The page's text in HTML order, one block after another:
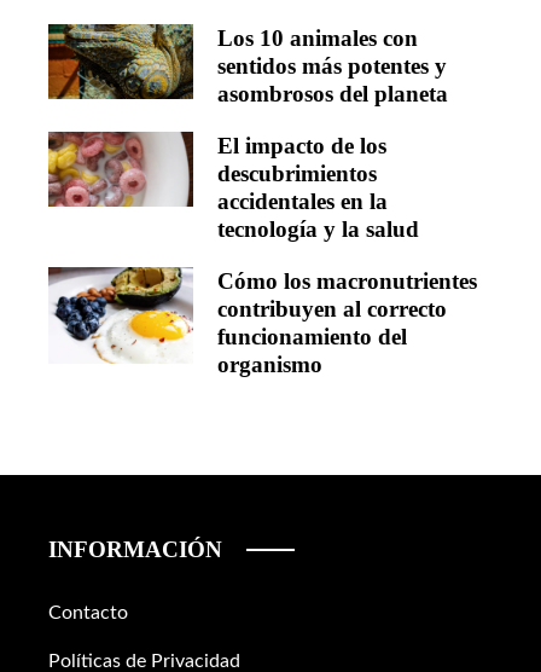
Los 10 animales con
sentidos más potentes y
asombrosos del planeta
El impacto de los
descubrimientos
accidentales en la
tecnología y la salud
Cómo los macronutrientes
contribuyen al correcto
funcionamiento del
organismo
INFORMACIÓN
Contacto
Políticas de Privacidad